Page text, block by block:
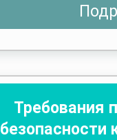
Требования
безопасности